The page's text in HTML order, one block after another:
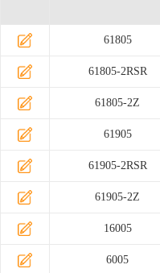
61805
61805-2RSR
61805-2Z
61905
61905-2RSR
61905-2Z
16005
6005